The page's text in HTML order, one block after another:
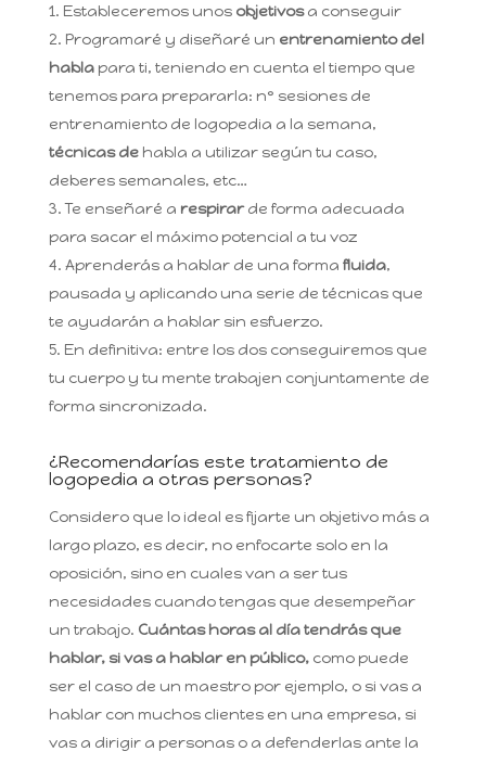
Estableceremos unos objetivosa conseguir
Programaré y diseñaré un entrenamiento del
hablapara ti, teniendo en cuenta el tiempo que
tenemos para prepararla: nº sesiones de
entrenamiento de logopedia a la semana,
técnicas dehabla a utilizar según tu caso,
deberes semanales, etc…
Te enseñaré a respirarde forma adecuada
para sacar el máximo potencial a tu voz
Aprenderás a hablar de una forma fluida,
pausada y aplicando una serie de técnicas que
te ayudarán a hablar sin esfuerzo.
En definitiva: entre los dos conseguiremos que
tu cuerpo y tu mente trabajen conjuntamente de
forma sincronizada.
¿Recomendarías este tratamiento de
logopedia a otras personas?
Considero que lo ideal es fijarte un objetivo más a
largo plazo, es decir, no enfocarte solo en la
oposición, sino en cuales van a ser tus
necesidades cuando tengas que desempeñar
un trabajo. Cuántas horas al día tendrás que
hablar, si vas a hablar en público,como puede
ser el caso de un maestro por ejemplo, o si vas a
hablar con muchos clientes en una empresa, si
vas a dirigir a personas o a defenderlas ante la